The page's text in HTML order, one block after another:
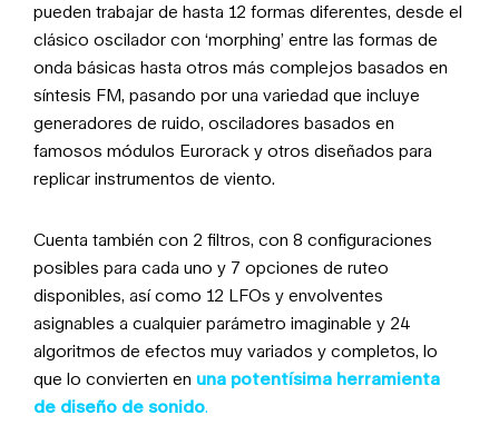
pueden trabajar de hasta 12 formas diferentes, desde el
clásico oscilador con ‘morphing’ entre las formas de
onda básicas hasta otros más complejos basados en
síntesis FM, pasando por una variedad que incluye
generadores de ruido, osciladores basados en
famosos módulos Eurorack y otros diseñados para
replicar instrumentos de viento.
Cuenta también con 2 filtros, con 8 configuraciones
posibles para cada uno y 7 opciones de ruteo
disponibles, así como 12 LFOs y envolventes
asignables a cualquier parámetro imaginable y 24
algoritmos de efectos muy variados y completos, lo
que lo convierten en una potentísima herramienta
de diseño de sonido.